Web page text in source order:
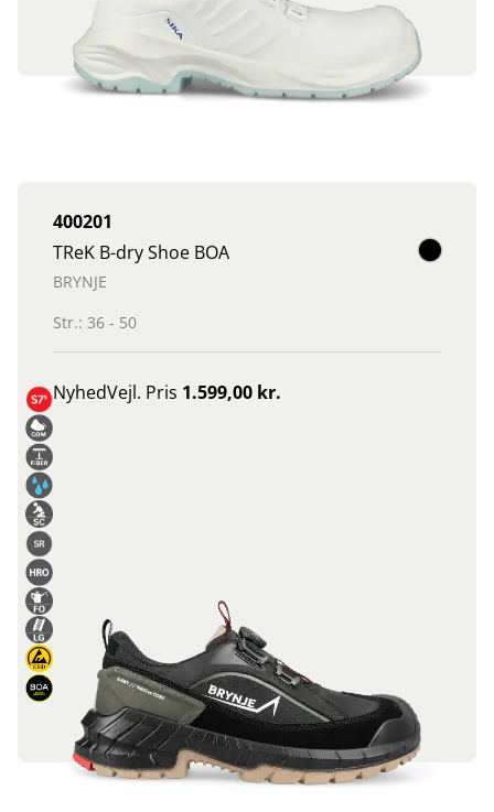
400201
TReK B-dry Shoe BOA
BRYNJE
Str.: 36 - 50
NyhedVejl. Pris 1.599,00 kr.